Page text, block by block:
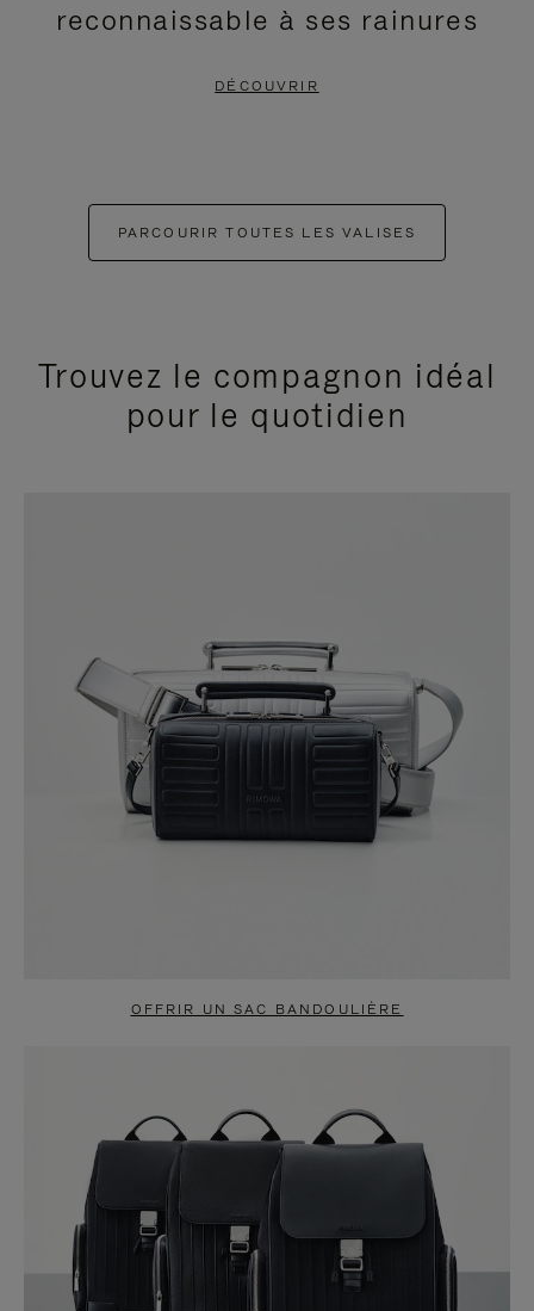
reconnaissable à ses rainures
DÉCOUVRIR
PARCOURIR TOUTES LES VALISES
Trouvez le compagnon idéal
pour le quotidien
OFFRIR UN SAC BANDOULIÈRE